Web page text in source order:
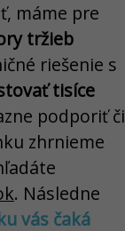
máme pre
tržieb
riešenie s
tisíce
podporiť či
zhrnieme
. Následne
vás čaká